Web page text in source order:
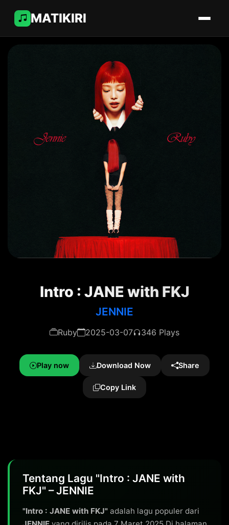
MATIKIRI
Intro : JANE with FKJ
JENNIE
Ruby 2025-03-07 346 Plays
Play now Download Now Share
Copy Link
Tentang Lagu "Intro : JANE with
FKJ" – JENNIE
"Intro : JANE with FKJ" adalah lagu populer dari